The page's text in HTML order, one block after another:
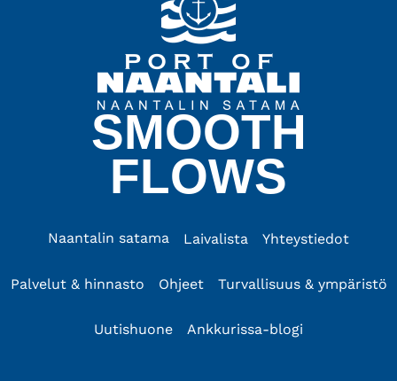
SMOOTH
FLOWS
Naantalin satama Laivalista Yhteystiedot
Palvelut & hinnasto Ohjeet Turvallisuus & ympäristö
Uutishuone Ankkurissa-blogi